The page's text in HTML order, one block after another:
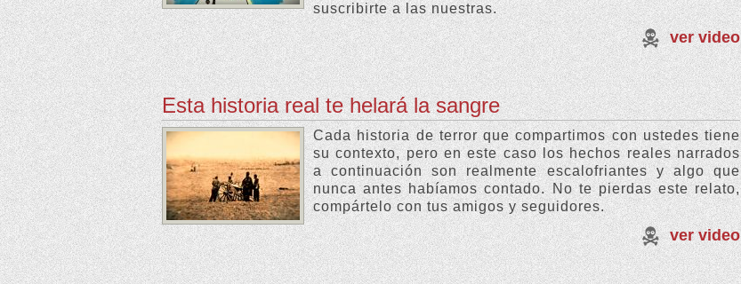
suscribirte a las nuestras.
ver video
Esta historia real te helará la sangre
Cada historia de terror que compartimos con ustedes tiene
su contexto, pero en este caso los hechos reales narrados
a continuación son realmente escalofriantes y algo que
nunca antes habíamos contado. No te pierdas este relato,
compártelo con tus amigos y seguidores.
ver video